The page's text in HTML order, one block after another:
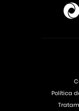
Política